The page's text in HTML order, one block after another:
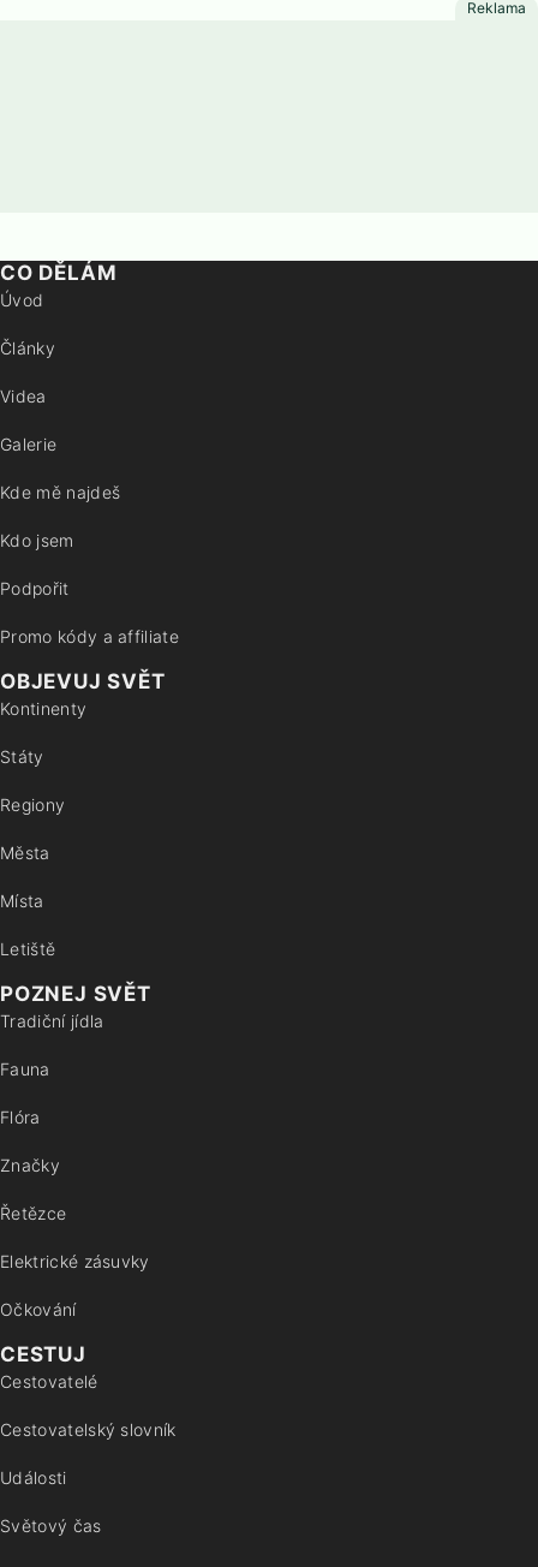
CO DĚLÁM
Úvod
Články
Videa
Galerie
Kde mě najdeš
Kdo jsem
Podpořit
Promo kódy a affiliate
OBJEVUJ SVĚT
Kontinenty
Státy
Regiony
Města
Místa
Letiště
POZNEJ SVĚT
Tradiční jídla
Fauna
Flóra
Značky
Řetězce
Elektrické zásuvky
Očkování
CESTUJ
Cestovatelé
Cestovatelský slovník
Události
Světový čas